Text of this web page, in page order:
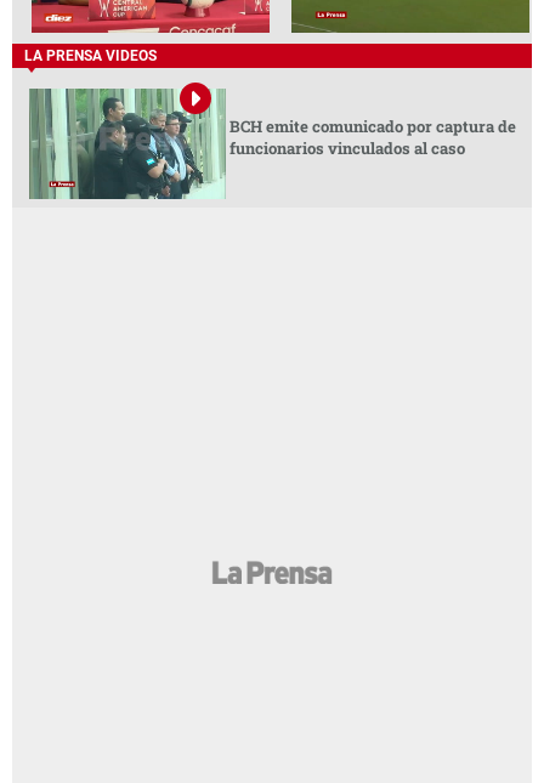
LA PRENSA VIDEOS
BCH emite comunicado por captura de
funcionarios vinculados al caso